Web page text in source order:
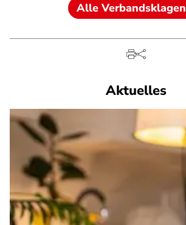
Alle Verbandsklagen
Aktuelles